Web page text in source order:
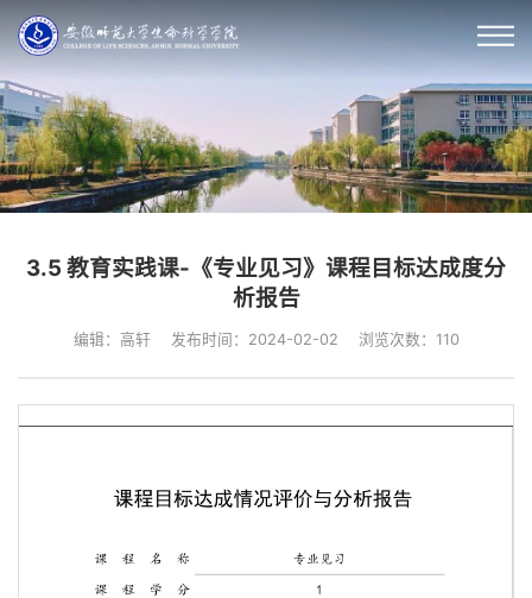
3.5 教育实践课-《专业见习》课程目标达成度分
析报告
编辑：高轩 发布时间：2024-02-02 浏览次数： 110